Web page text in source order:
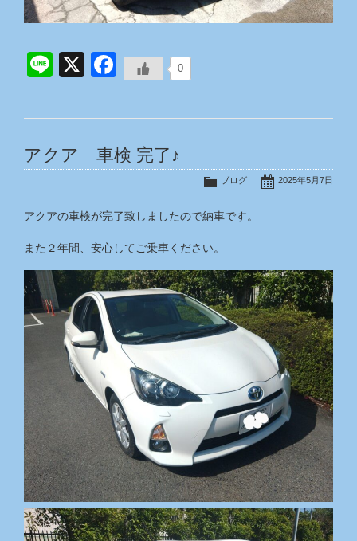
0
Line
X Facebook
アクア 車検 完了♪
2025年5月7日
ブログ
アクアの車検が完了致しましたので納車です。
また２年間、安心してご乗車ください。